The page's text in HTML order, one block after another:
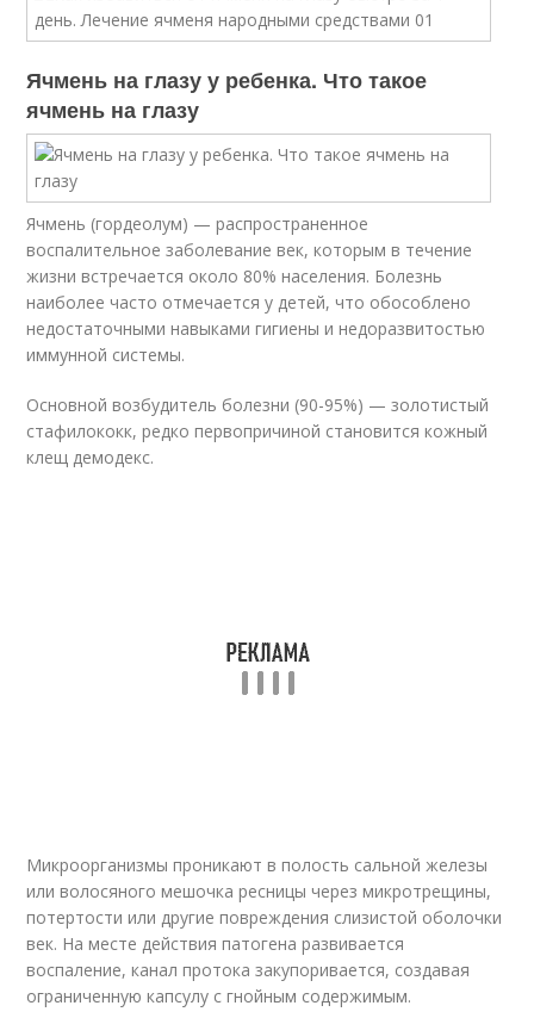
Ячмень на глазу у ребенка. Что такое
ячмень на глазу
Ячмень (гордеолум) — распространенное
воспалительное заболевание век, которым в течение
жизни встречается около 80% населения. Болезнь
наиболее часто отмечается у детей, что обособлено
недостаточными навыками гигиены и недоразвитостью
иммунной системы.
Основной возбудитель болезни (90-95%) — золотистый
стафилококк, редко первопричиной становится кожный
клещ демодекс.
Микроорганизмы проникают в полость сальной железы
или волосяного мешочка ресницы через микротрещины,
потертости или другие повреждения слизистой оболочки
век. На месте действия патогена развивается
воспаление, канал протока закупоривается, создавая
ограниченную капсулу с гнойным содержимым.